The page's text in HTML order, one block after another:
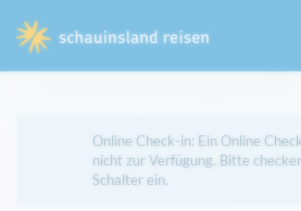
Online Check-in: Ein Online
nicht zur Verfügung. Bitte
Schalter ein.